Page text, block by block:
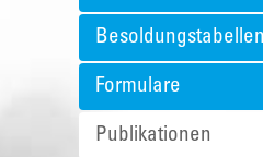
Besoldungstabellen
Formulare
Publikationen